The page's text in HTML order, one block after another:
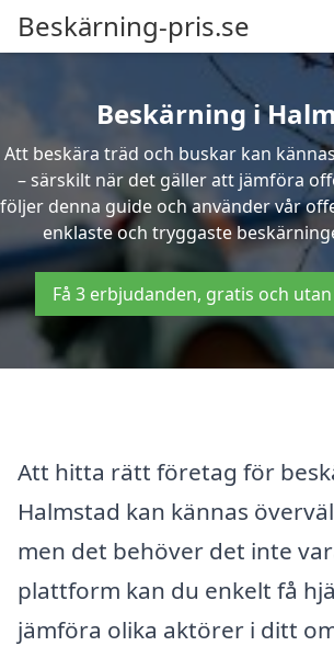
Beskärning-pris.se
Beskärning i
Att beskära träd och buskar kan
– särskilt när det gäller att jämföra
följer denna guide och använder vår
enklaste och tryggaste
Få 3 erbjudanden, gratis och
Att hitta rätt företag för
Halmstad kan kännas
men det behöver det inte
plattform kan du enkelt få
jämföra olika aktörer i ditt